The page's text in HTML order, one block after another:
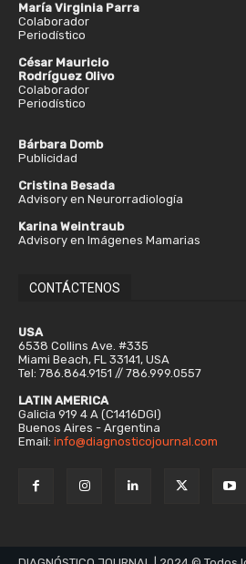
María Virginia Parra
Colaborador
Periodístico
César Mauricio
Rodríguez Olivo
Colaborador
Periodístico
Bárbara Domb
Publicidad
Cristina Besada
Advisory en Neurorradiología
Karina Weintraub
Advisory en Imágenes Mamarias
CONTÁCTENOS
USA
6538 Collins Ave. #335
Miami Beach, FL 33141, USA
Tel: 786.864.9151 // 786.999.0557
LATIN AMERICA
Galicia 919 4 A (C1416DGI)
Buenos Aires - Argentina
Email: info@diagnosticojournal.com